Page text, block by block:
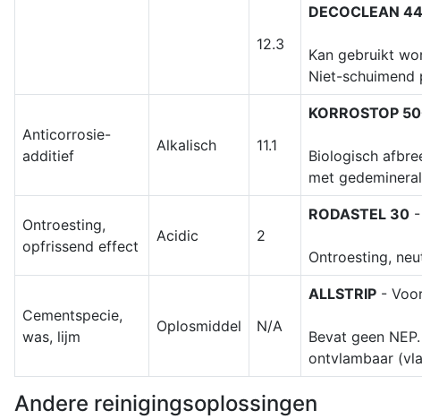
12.3
DECOCLEAN
Kan gebruikt
Niet-schuimend
Anticorrosie-
additief
Alkalisch 11.1
KORROSTOP
Biologisch
met
Ontroesting,
opfrissend effect
Acidic 2
RODASTEL 30
Ontroesting,
Cementspecie,
was, lijm
Oplosmiddel N/A
ALLSTRIP -
Bevat geen
ontvlambaar
Andere reinigingsoplossingen